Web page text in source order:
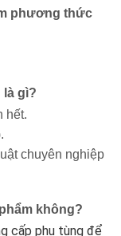
phương thức
là gì?
hết.
chuyên nghiệp
không?
cấp phụ tùng để